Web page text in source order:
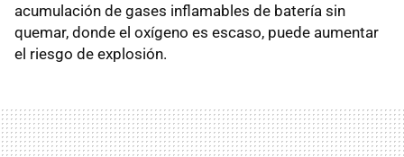
acumulación de gases inflamables de batería sin
quemar, donde el oxígeno es escaso, puede aumentar
el riesgo de explosión.